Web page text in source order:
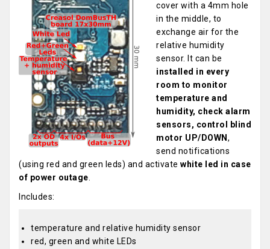
cover with a 4mm hole
in the middle, to
exchange air for the
relative humidity
sensor. It can be
installed in every
room to monitor
temperature and
humidity, check alarm
sensors, control blind
motor UP/DOWN ,
send notifications
(using red and green leds) and activate white led in case
of power outage
Includes:
temperature and relative humidity sensor
red, green and white LEDs